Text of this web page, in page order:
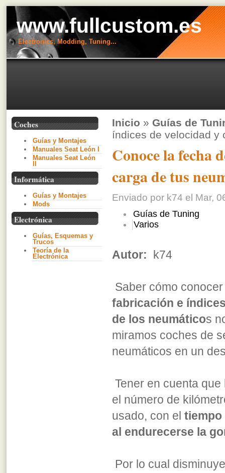
www.fullcustom.es
Electronics, Modding, Tuning...
Coches
Guías y Montajes
Manuales Seat León I
Manuales Seat León
Informática
Guías y Montajes
Mods
Electrónica
Guías, Esquemas y
Trucos
Teoría de la
Electrónica
Inicio » Guías de
índices de velocidad y
Conoce la fecha
carga de tus
Enviado por k74 el Mar,
Guías de Tuning
Varios
Autor: k74
Saber cómo
fabricación e
de los neumáticos
miramos coches de
neumáticos en un
Tener en cuenta
el número de
usado, con el tiempo
al endurecerse la
Por lo cual